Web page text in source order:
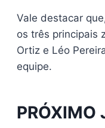
Vale destacar
os três principais
Ortiz e Léo
equipe.
PRÓXIMO